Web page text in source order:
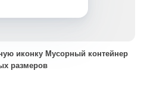
иконку Мусорный контейнер
размеров